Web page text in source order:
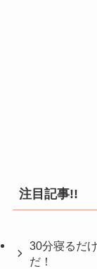
注目記事!!
30分寝るだ
だ！